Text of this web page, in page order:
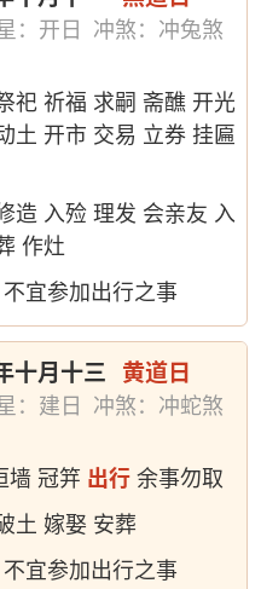
：开日
冲煞：冲兔煞
祀 祈福 求嗣 斋醮 开光
土 开市 交易 立券 挂匾
造 入殓 理发 会亲友 入
作灶
宜参加出行之事
十月十三 黄道日
：建日
冲煞：冲蛇煞
墙 冠笄 出行 余事勿取
土 嫁娶 安葬
宜参加出行之事